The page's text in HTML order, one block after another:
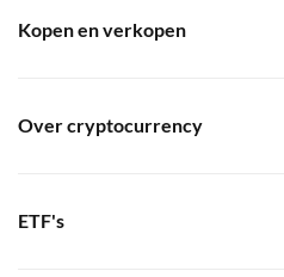
Kopen en verkopen
Over cryptocurrency
ETF's